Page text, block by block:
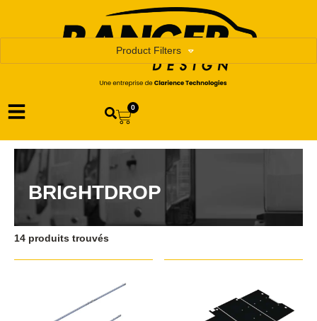
0
BRIGHTDROP
Product Filters
14 produits trouvés